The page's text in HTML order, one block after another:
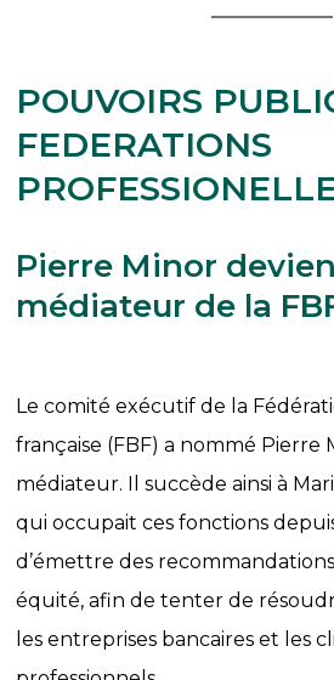
POUVOIRS
FEDERATIONS
Pierre Minor
médiateur de la
Le comité exécutif de la
française (FBF) a nommé Pierre
médiateur. Il succède ainsi à
qui occupait ces fonctions
d’émettre des
équité, afin de tenter de
les entreprises bancaires et les